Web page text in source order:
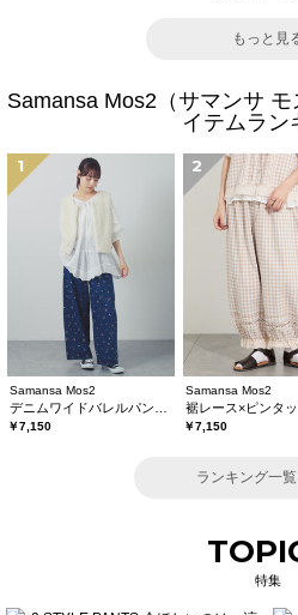
もっと見
Samansa Mos2（サマンサ
イテムラン
1
Samansa Mos2
￥7,150
2
Samansa Mos2
￥7,150
ランキング一
特集